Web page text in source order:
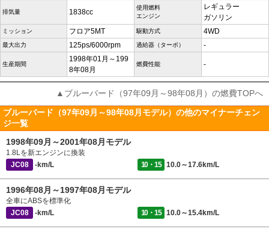
排気量 1838cc
使用燃料
エンジン
レギュラー
ガソリン
ミッション フロア5MT 駆動方式 4WD
最大出力 125ps/6000rpm 過給器（ターボ） -
生産期間
1998年01月～199
8年08月
燃費性能 -
▲ブルーバード（97年09月～98年08月）の燃費TOPへ
ブルーバード（97年09月～98年08月モデル）の他のマイナーチェン
ジ一覧
1998年09月～2001年08月モデル
1.8Lを新エンジンに換装
JC08
-km/L 10・15 10.0～17.6km/L
1996年08月～1997年08月モデル
全車にABSを標準化
JC08
-km/L 10・15 10.0～15.4km/L